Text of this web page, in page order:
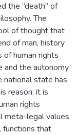
the “death” of
The
of thought that
of man, history
human rights
and the autonomy
national state has
reason, it is
rights
meta-legal values
functions that